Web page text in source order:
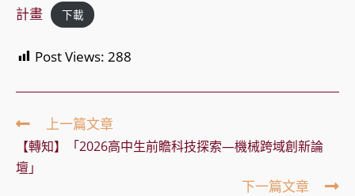
計畫 下載
Post Views: 288
Read
more
articles
上一篇文章
【轉知】「2026高中生前瞻科技探索—機械跨域創新論
壇」
下一篇文章